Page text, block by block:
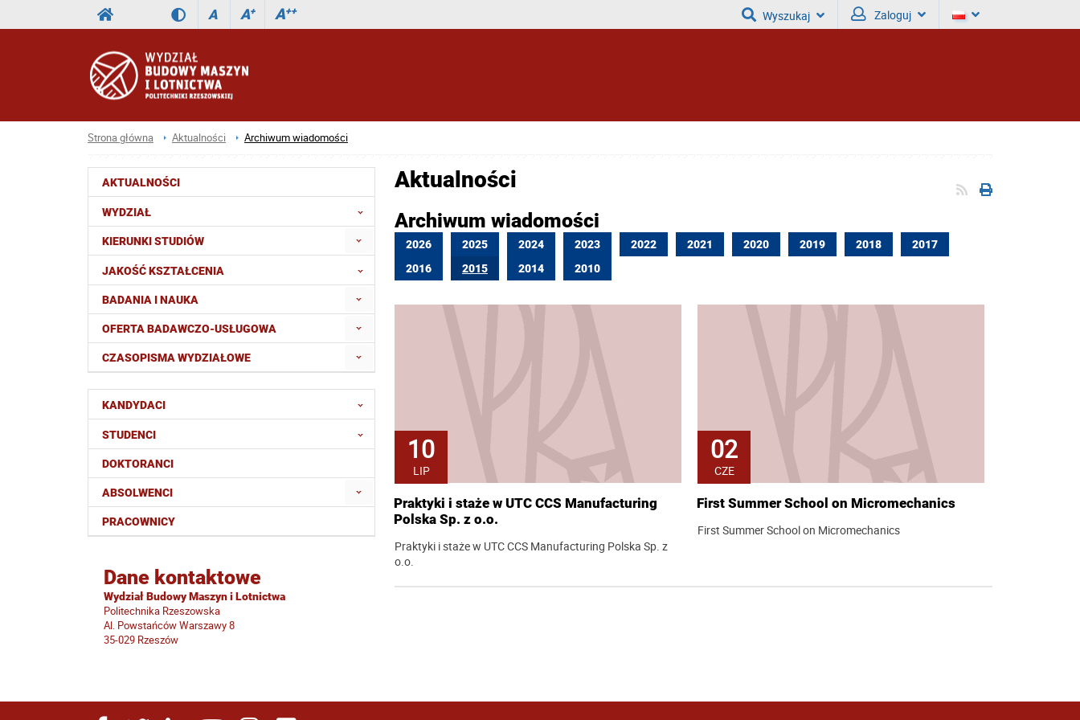
A A+ A++ Wyszukaj Zaloguj
Strona główna Aktualności Archiwum wiadomości
AKTUALNOŚCI
WYDZIAŁ
KIERUNKI STUDIÓW
JAKOŚĆ KSZTAŁCENIA
BADANIA I NAUKA
OFERTA BADAWCZO-USŁUGOWA
CZASOPISMA WYDZIAŁOWE
KANDYDACI
STUDENCI
DOKTORANCI
ABSOLWENCI
PRACOWNICY
Dane kontaktowe
Wydział Budowy Maszyn i Lotnictwa
Politechnika Rzeszowska
Al. Powstańców Warszawy 8
35-029 Rzeszów
Aktualności
Archiwum wiadomości
2026 2025 2024 2023 2022 2021 2020 2019 2018
2017
2016
2015 2014 2010
10
LIP
Praktyki i staże w UTC CCS Manufacturing
Polska Sp. z o.o.
Praktyki i staże w UTC CCS Manufacturing Polska Sp. z
o.o.
02
CZE
First Summer School on Micromechanics
First Summer School on Micromechanics